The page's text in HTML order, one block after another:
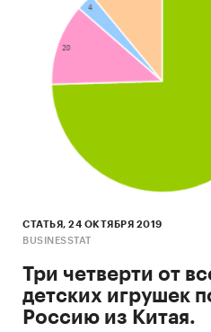
зарубежных
При подготовке обзора
официальная
данные.
Информация
Федеральная служба
статистики (Росстат)
Федеральная
Таможенный союз
Информация,
СТАТЬЯ, 24 ОКТЯБРЯ 2019
BUSINESSTAT
Три четверти от
детских игрушек
Россию из Китая.